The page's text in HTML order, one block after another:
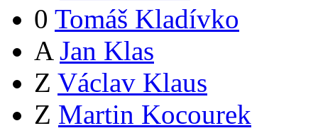
0 Tomáš Kladívko
A Jan Klas
Z Václav Klaus
Z Martin Kocourek